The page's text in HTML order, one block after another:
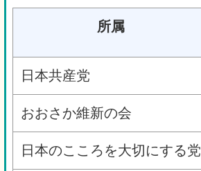
所属
日本共産党
おおさか維新の会
日本のこころを大切にする党